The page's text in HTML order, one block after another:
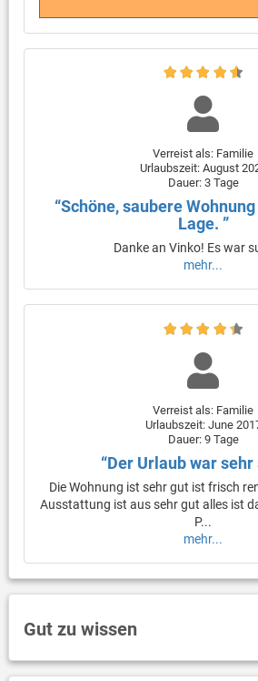
Verreist als: Familie
Urlaubszeit: August
Dauer: 3 Tage
“Schöne, saubere
Lage. ”
Danke an Vinko! Es war
mehr...
Verreist als: Familie
Urlaubszeit: June
Dauer: 9 Tage
“Der Urlaub war sehr
Die Wohnung ist sehr gut ist frisch
Ausstattung ist aus sehr gut alles ist
P...
mehr...
Gut zu wissen